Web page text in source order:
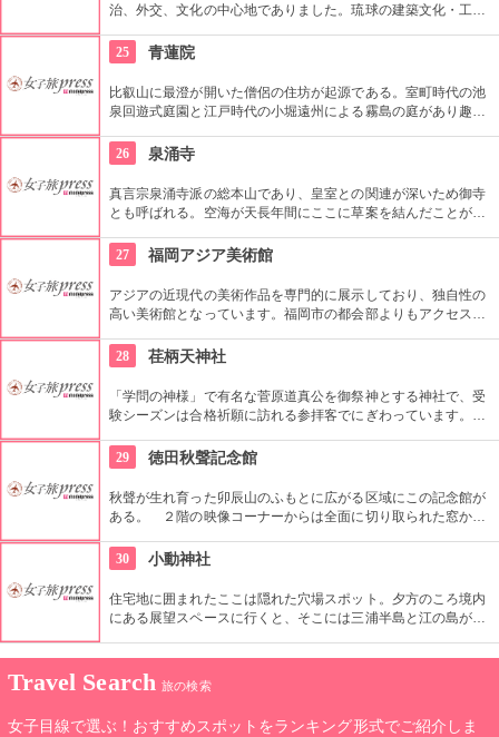
治、外交、文化の中心地でありました。琉球の建築文化・工
す。
25 青蓮院
比叡山に最澄が開いた僧侶の住坊が起源である。室町時代の池
泉回遊式庭園と江戸時代の小堀遠州による霧島の庭があり趣異
26
泉涌寺
真言宗泉涌寺派の総本山であり、皇室との関連が深いため御寺
とも呼ばれる。空海が天長年間にここに草案を結んだことが起
る。
27 福岡アジア美術館
アジアの近現代の美術作品を専門的に展示しており、独自性の
高い美術館となっています。福岡市の都会部よりもアクセスし
ます。無料ロッカーもあるので、荷物は預けて身軽に美術館を
楽しむことができるので、買い物帰りでも大丈夫です。
28 荏柄天神社
「学問の神様」で有名な菅原道真公を御祭神とする神社で、受
験シーズンは合格祈願に訪れる参拝客でにぎわっています。鎌
齢九百年の御神木である大銀杏も見ごたえあります。
29 徳田秋聲記念館
秋聲が生れ育った卯辰山のふもとに広がる区域にこの記念館が
ある。 ２階の映像コーナーからは全面に切り取られた窓から
ランティアも在住。（一人から可・要予約）
30 小動神社
住宅地に囲まれたここは隠れた穴場スポット。夕方のころ境内
にある展望スペースに行くと、そこには三浦半島と江の島が見
みてはいかがでしょう。
Travel Search 旅の検索
女子目線で選ぶ！おすすめスポットをランキング形式でご紹介しま